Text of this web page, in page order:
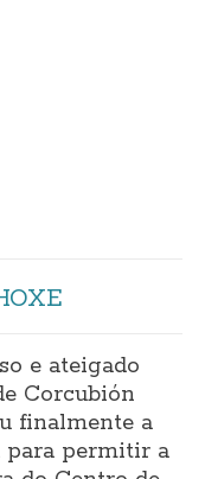
e ateigado
Corcubión
finalmente a
para permitir a